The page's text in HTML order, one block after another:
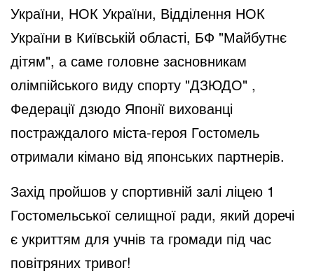
України, НОК України, Відділення НОК
України в Київській області, БФ "Майбутнє
дітям", а саме головне засновникам
олімпійського виду спорту "ДЗЮДО" ,
Федерації дзюдо Японії вихованці
постраждалого міста-героя Гостомель
отримали кімано від японських партнерів.
Захід пройшов у спортивній залі ліцею 1
Гостомельської селищної ради, який доречі
є укриттям для учнів та громади під час
повітряних тривог!